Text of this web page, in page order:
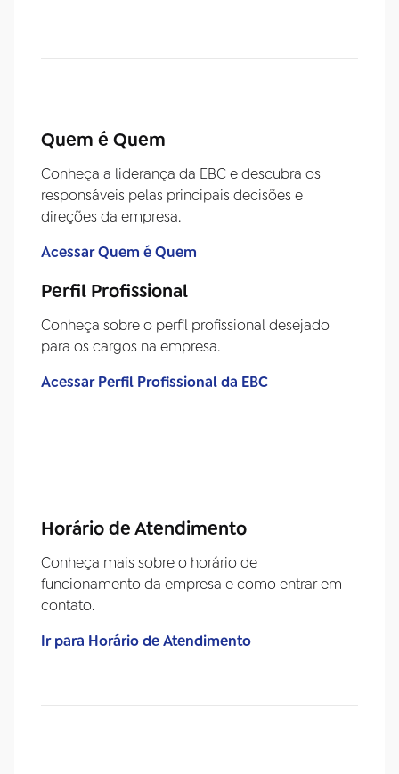
Quem é Quem
Conheça a liderança da EBC e descubra os
responsáveis pelas principais decisões e
direções da empresa.
Acessar Quem é Quem
Perfil Profissional
Conheça sobre o perfil profissional desejado
para os cargos na empresa.
Acessar Perfil Profissional da EBC
Horário de Atendimento
Conheça mais sobre o horário de
funcionamento da empresa e como entrar em
contato.
Ir para Horário de Atendimento